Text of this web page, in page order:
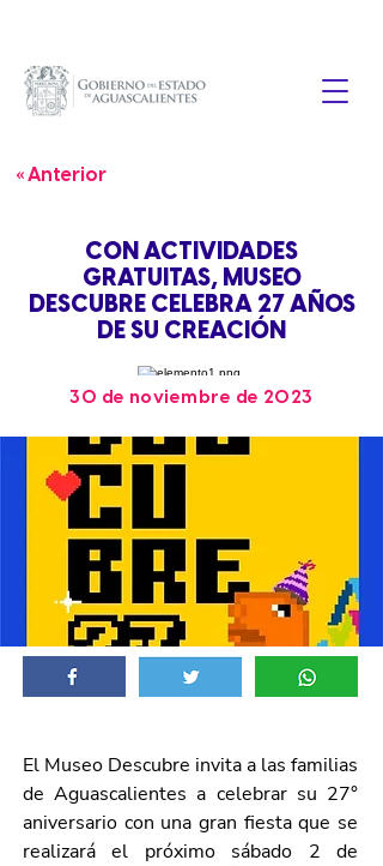
« Anterior
CON ACTIVIDADES
GRATUITAS, MUSEO
DESCUBRE CELEBRA 27 AÑOS
DE SU CREACIÓN
30 de noviembre de 2023
El Museo Descubre invita a las familias
de Aguascalientes a celebrar su 27°
aniversario con una gran fiesta que se
realizará el próximo sábado 2 de